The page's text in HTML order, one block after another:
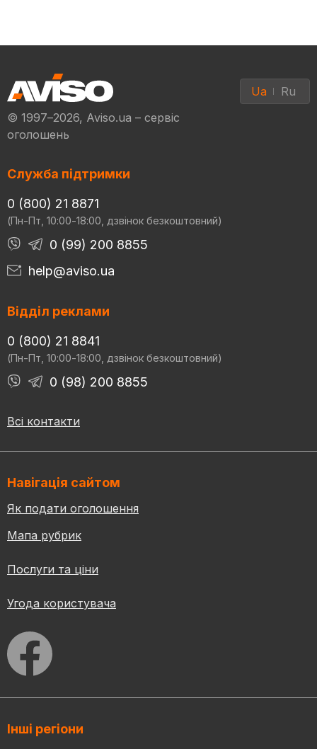
© 1997–2026, Aviso.ua – сервіс
оголошень
Ua Ru
Служба підтримки
0 (800) 21 8871
(Пн-Пт, 10:00-18:00, дзвінок безкоштовний)
0 (99) 200 8855
help@aviso.ua
Відділ реклами
0 (800) 21 8841
(Пн-Пт, 10:00-18:00, дзвінок безкоштовний)
0 (98) 200 8855
Всі контакти
Навігація сайтом
Як подати оголошення
Мапа рубрик
Послуги та ціни
Угода користувача
Інші регіони